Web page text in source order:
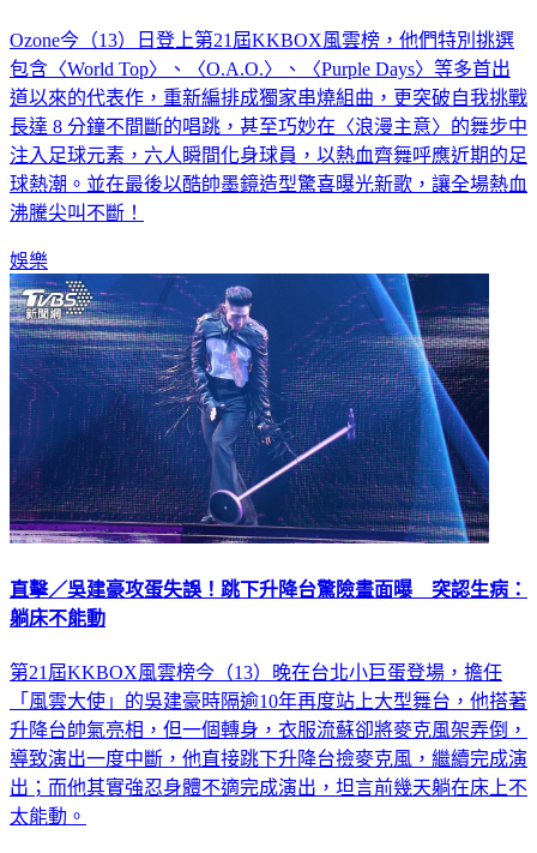
Ozone今（13）日登上第21屆KKBOX風雲榜，他們特別挑選
包含〈World Top〉、〈O.A.O.〉、〈Purple Days〉等多首出
道以來的代表作，重新編排成獨家串燒組曲，更突破自我挑戰
長達 8 分鐘不間斷的唱跳，甚至巧妙在〈浪漫主意〉的舞步中
注入足球元素，六人瞬間化身球員，以熱血齊舞呼應近期的足
球熱潮。並在最後以酷帥墨鏡造型驚喜曝光新歌，讓全場熱血
沸騰尖叫不斷！
娛樂
直擊／吳建豪攻蛋失誤！跳下升降台驚險畫面曝 突認生病：
躺床不能動
第21屆KKBOX風雲榜今（13）晚在台北小巨蛋登場，擔任
「風雲大使」的吳建豪時隔逾10年再度站上大型舞台，他搭著
升降台帥氣亮相，但一個轉身，衣服流蘇卻將麥克風架弄倒，
導致演出一度中斷，他直接跳下升降台撿麥克風，繼續完成演
出；而他其實強忍身體不適完成演出，坦言前幾天躺在床上不
太能動。